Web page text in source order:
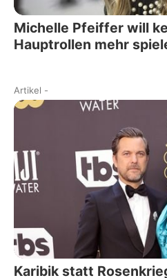
Michelle Pfeiffer will
Hauptrollen mehr
Artikel -
Karibik statt